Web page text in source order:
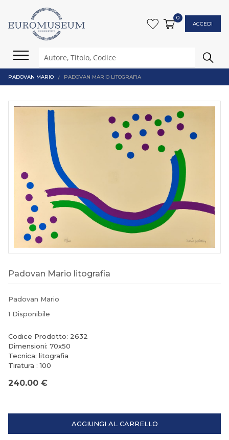
0
ACCEDI
PADOVAN MARIO PADOVAN MARIO LITOGRAFIA
Padovan Mario litografia
Padovan Mario
1 Disponibile
Codice Prodotto: 2632
Dimensioni: 70x50
Tecnica: litografia
Tiratura : 100
240.00 €
AGGIUNGI AL CARRELLO